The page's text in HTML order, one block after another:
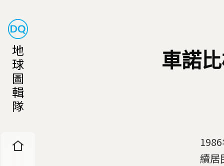
地
球
圖
輯
隊
車諾
續居